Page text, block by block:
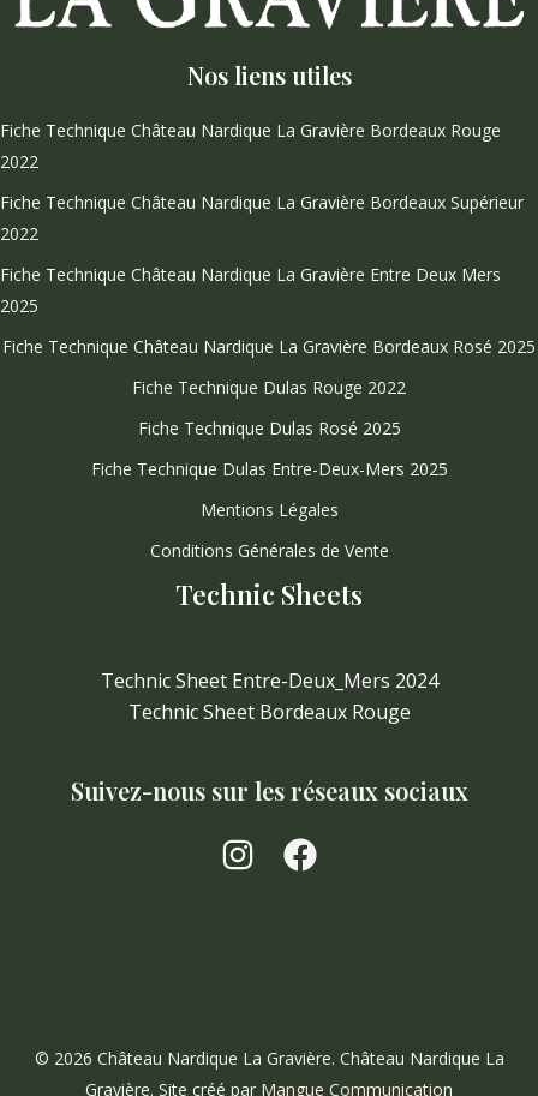
Nos liens utiles
Fiche Technique Château Nardique La Gravière Bordeaux Rouge
2022
Fiche Technique Château Nardique La Gravière Bordeaux Supérieur
2022
Fiche Technique Château Nardique La Gravière Entre Deux Mers
2025
Fiche Technique Château Nardique La Gravière Bordeaux Rosé 2025
Fiche Technique Dulas Rouge 2022
Fiche Technique Dulas Rosé 2025
Fiche Technique Dulas Entre-Deux-Mers 2025
Mentions Légales
Conditions Générales de Vente
Technic Sheets
Technic Sheet Entre-Deux_Mers 2024
Technic Sheet Bordeaux Rouge
Suivez-nous sur les réseaux sociaux
© 2026 Château Nardique La Gravière. Château Nardique La
Gravière. Site créé par Mangue Communication